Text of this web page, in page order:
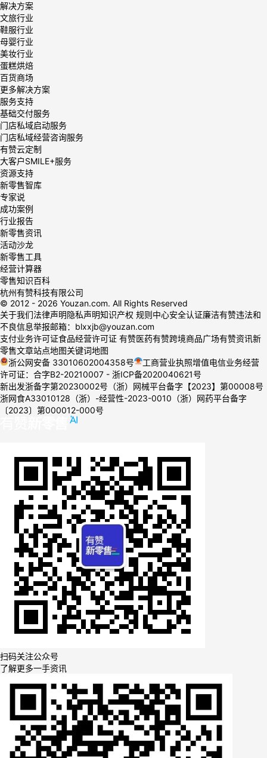
解决方案
文旅行业
鞋服行业
母婴行业
美妆行业
蛋糕烘焙
百货商场
更多解决方案
服务支持
基础交付服务
门店私域启动服务
门店私域经营咨询服务
有赞云定制
大客户SMILE+服务
资源支持
新零售智库
专家说
成功案例
行业报告
新零售资讯
活动沙龙
新零售工具
经营计算器
零售知识百科
杭州有赞科技有限公司
© 2012 - 2026 Youzan.com. All Rights Reserved
关于我们法律声明隐私声明知识产权 规则中心安全认证廉洁有赞违法和
不良信息举报邮箱：blxxjb@youzan.com
支付业务许可证食品经营许可证 有赞医药有赞跨境商品广场有赞资讯新
零售文章站点地图关键词地图
浙公网安备 33010602004358号
工商营业执照增值电信业务经营
许可证：合字B2-20210007 - 浙ICP备2020040621号
新出发浙备字第20230002号 （浙）网械平台备字【2023】第00008号
浙网食A33010128 （浙）-经营性-2023-0010 （浙）网药平台备字
〔2023〕第000012-000号
扫码关注公众号
了解更多一手资讯